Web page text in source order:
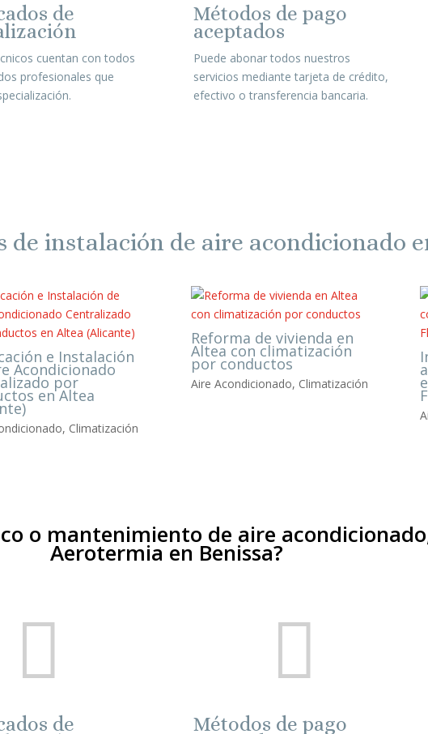
de
cuentan con todos
profesionales que
Métodos de pago
aceptados
Puede abonar todos nuestros
servicios mediante tarjeta de crédito,
efectivo o transferencia bancaria.
instalación de aire acondicionado
e Instalación
Acondicionado
por
en Altea
, Climatización
Reforma de vivienda en
Altea con climatización
por conductos
Aire Acondicionado, Climatización
o mantenimiento de aire
Aerotermia en Benissa?

de

Métodos de pago